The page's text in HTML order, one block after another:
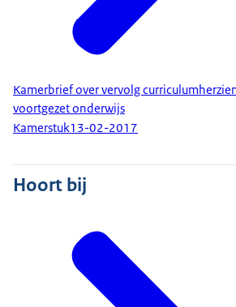
Kamerbrief over vervolg
voortgezet onderwijs
Kamerstuk13-02-2017
Hoort bij